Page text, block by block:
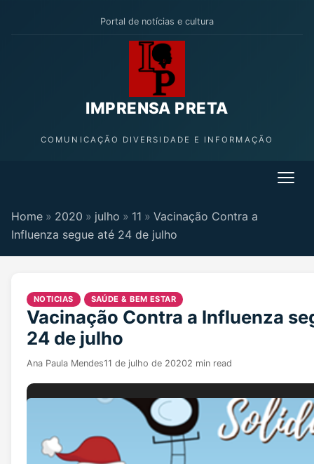
Portal de notícias e cultura
IMPRENSA PRETA
COMUNICAÇÃO DIVERSIDADE E INFORMAÇÃO
Home » 2020 » julho » 11 » Vacinação Contra a
Influenza segue até 24 de julho
NOTICIAS SAÚDE & BEM ESTAR
Vacinação Contra a Influenza
24 de julho
Ana Paula Mendes11 de julho de 20202 min read